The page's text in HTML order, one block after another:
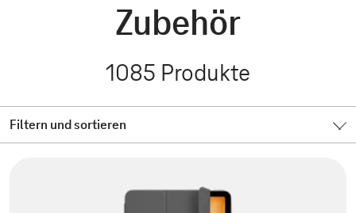
Zubehör
1085 Produkte
Filtern und sortieren